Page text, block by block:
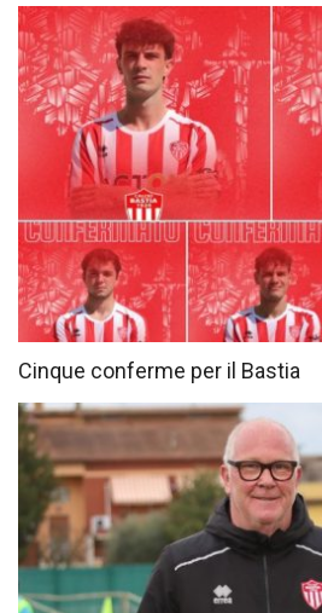
Cinque conferme per il Bastia